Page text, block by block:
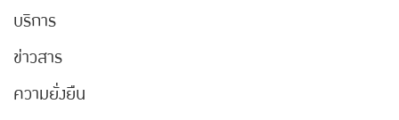
บริการ
ข่าวสาร
ความยั่งยืน